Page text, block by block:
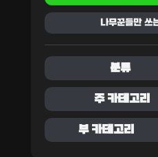
나무꾼들만 쓰
분류
주 카테고리
부 카테고리